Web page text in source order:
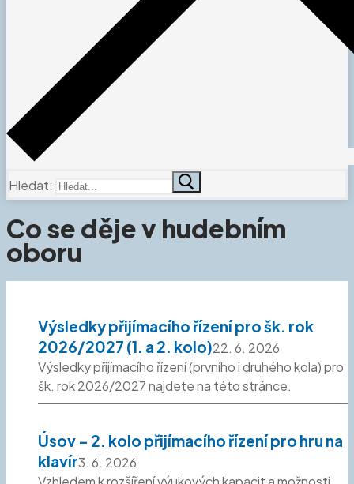
Hledat:
Co se děje v hudebním
oboru
Výsledky přijímacího řízení pro šk. rok
2026/2027 (1. a 2. kolo)22. 6. 2026
Výsledky přijímacího řízení (prvního i druhého kola) pro
šk. rok 2026/2027 najdete na této stránce.
Úsov – 2. kolo přijímacího řízení pro hru na
klavír3. 6. 2026